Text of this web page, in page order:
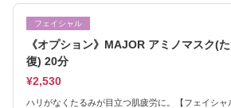
フェイシャル
《オプション》MAJOR アミノマスク(
復) 20分
¥2,530
ハリがなくたるみが目立つ肌疲労に。【フェイシャ